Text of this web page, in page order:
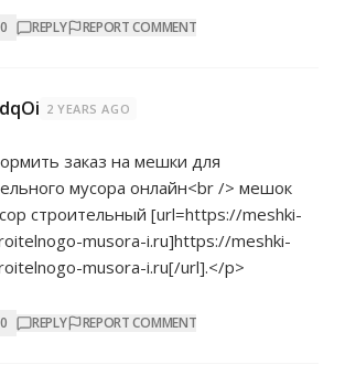
0 REPLY REPORT COMMENT
2 YEARS AGO
заказ на мешки для
мусора онлайн<br /> мешок
строительный [url=https://meshki-
musora-i.ru]https://meshki-
musora-i.ru[/url].</p>
0 REPLY REPORT COMMENT